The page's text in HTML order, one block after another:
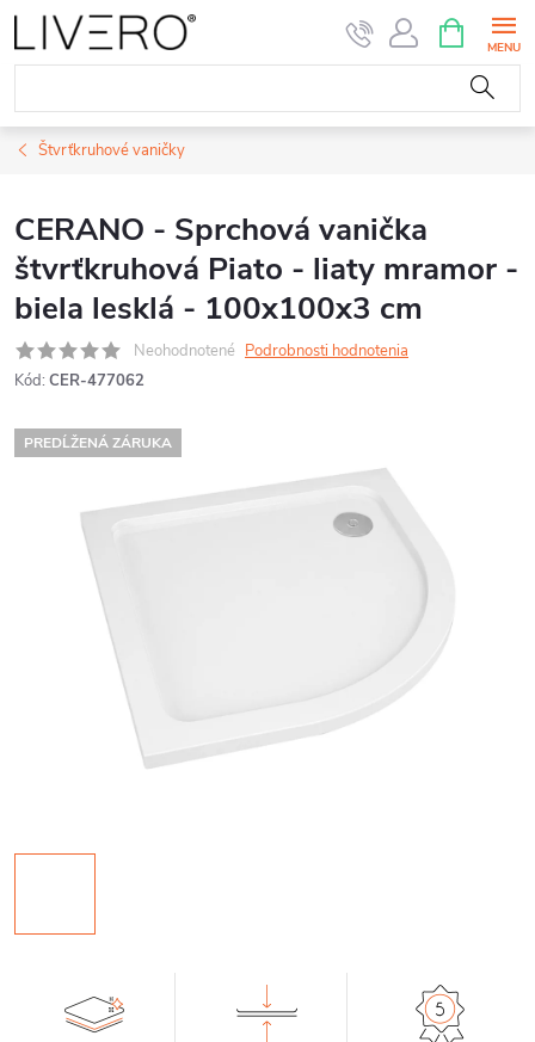
Prejsť
na
obsah
KOŠÍK
Štvrťkruhové vaničky
CERANO - Sprchová vanička
štvrťkruhová Piato - liaty mramor -
biela lesklá - 100x100x3 cm
Neohodnotené Podrobnosti hodnotenia
Kód: CER-477062
PREDĹŽENÁ ZÁRUKA